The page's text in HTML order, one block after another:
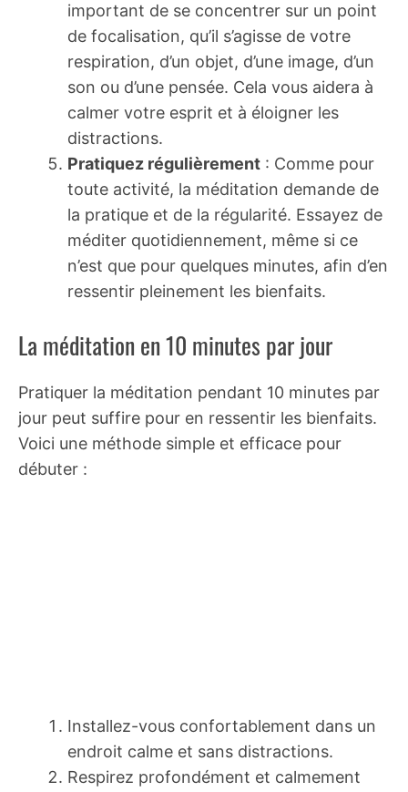
important de se concentrer sur un point
de focalisation, qu’il s’agisse de votre
respiration, d’un objet, d’une image, d’un
son ou d’une pensée. Cela vous aidera à
calmer votre esprit et à éloigner les
distractions.
Pratiquez régulièrement : Comme pour
toute activité, la méditation demande de
la pratique et de la régularité. Essayez de
méditer quotidiennement, même si ce
n’est que pour quelques minutes, afin d’en
ressentir pleinement les bienfaits.
La méditation en 10 minutes par jour
Pratiquer la méditation pendant 10 minutes par
jour peut suffire pour en ressentir les bienfaits.
Voici une méthode simple et efficace pour
débuter :
Installez-vous confortablement dans un
endroit calme et sans distractions.
Respirez profondément et calmement